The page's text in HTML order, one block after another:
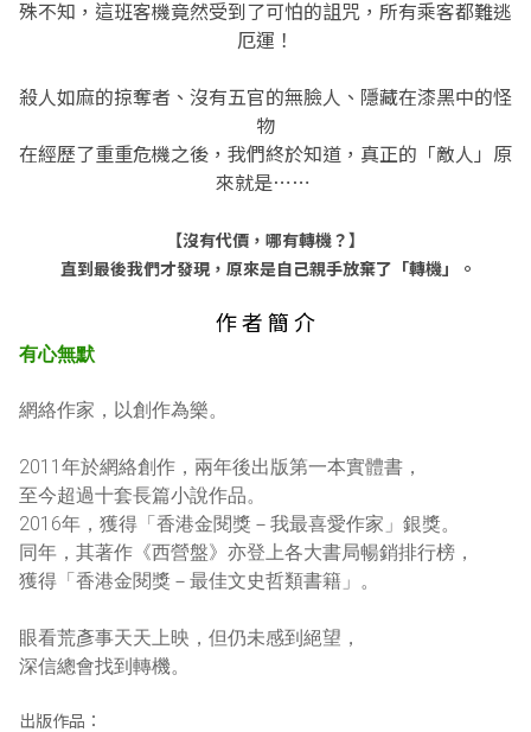
殊不知，這班客機竟然受到了可怕的詛咒，所有乘客都難逃
厄運！
殺人如麻的掠奪者、沒有五官的無臉人、隱藏在漆黑中的怪
物
在經歷了重重危機之後， 我們終於知道，真正的「敵人」原
來就是⋯⋯
【沒有代價，哪有轉機？】
直到最後我們才發現，原來是自己親手放棄了「轉機」。
作 者 簡 介
有心無默
網絡作家，以創作為樂。
2011年於網絡創作，兩年後出版第一本實體書，
至今超過十套長篇小說作品。
2016年，獲得「香港金閱獎－我最喜愛作家」銀獎。
同年，其著作《西營盤》亦登上各大書局暢銷排行榜，
獲得「香港金閱獎－最佳文史哲類書籍」。
眼看荒彥事天天上映，但仍未感到絕望，
深信總會找到轉機。
出版作品：